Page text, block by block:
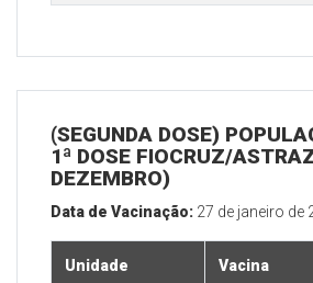
(SEGUNDA DOSE)
1ª DOSE FIOCRUZ/
DEZEMBRO)
Data de Vacinação: 27 de janeiro de
Unidade Vacina